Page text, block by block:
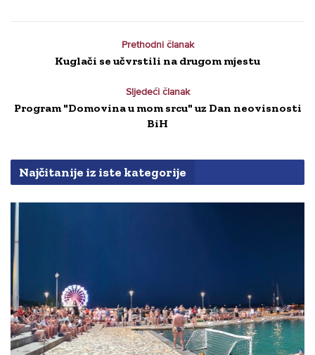
Prethodni članak
Kuglači se učvrstili na drugom mjestu
Sljedeći članak
Program "Domovina u mom srcu" uz Dan neovisnosti
BiH
Najčitanije iz iste kategorije